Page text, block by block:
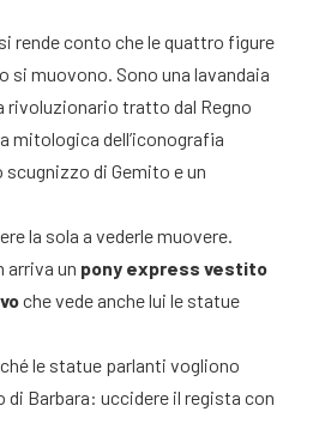
rende conto che le quattro figure
si muovono. Sono una lavandaia
rivoluzionario tratto dal Regno
mitologica dell’iconografia
di Gemito e un
la sola a vederle muovere.
arriva un pony express vestito
che vede anche lui le statue
le statue parlanti vogliono
di Barbara: uccidere il regista con